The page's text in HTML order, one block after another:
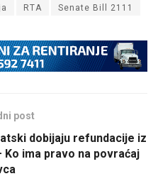
RTA Senate Bill 2111
post
dobijaju refundacije iz
Ko ima pravo na povraćaj